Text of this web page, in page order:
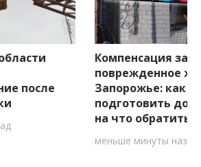
после
Компенсация за
поврежденное
Запорожье: как
подготовить
на что обратить
меньше минуты назад